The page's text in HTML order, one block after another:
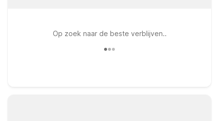
Op zoek naar de beste verblijven..